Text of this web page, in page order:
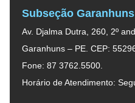
Subseção Garanhuns
Av. Djalma Dutra, 260, 2º
Garanhuns – PE. CEP:
Fone: 87 3762.5500.
Horário de Atendimento: